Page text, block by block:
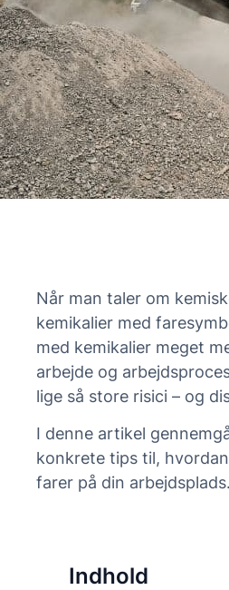
Når man taler om
kemikalier med
med kemikalier meget
arbejde og
lige så store risici – og
I denne artikel
konkrete tips til,
farer på din arbejdsplads.
Indhold